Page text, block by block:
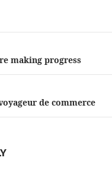
making progress
de commerce